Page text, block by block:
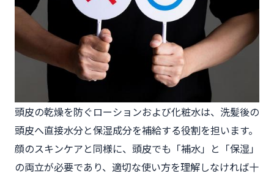
頭皮の乾燥を防ぐローションおよび化粧水は、洗髪後の
頭皮へ直接水分と保湿成分を補給する役割を担います。
顔のスキンケアと同様に、頭皮でも「補水」と「保湿」
の両立が必要であり、適切な使い方を理解しなければ十